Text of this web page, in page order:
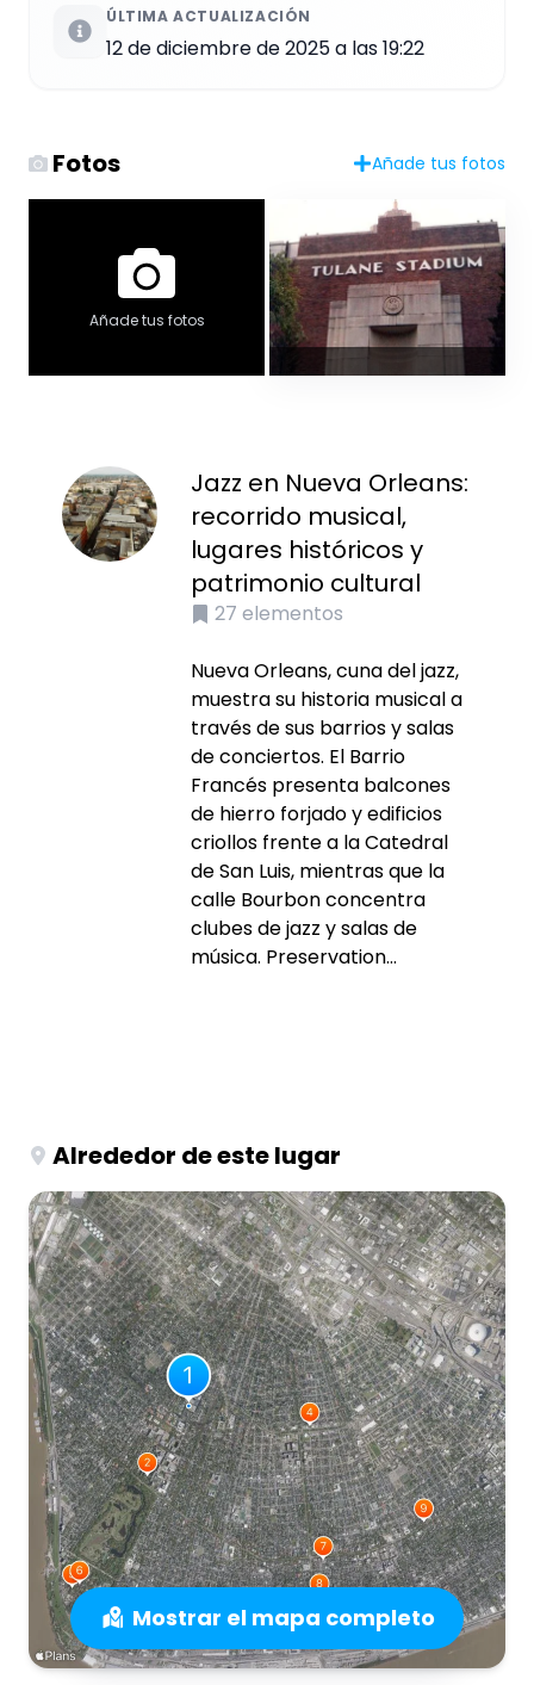
ÚLTIMA ACTUALIZACIÓN
12 de diciembre de 2025 a las 19:22
Fotos Añade tus fotos
Añade tus fotos
Jazz en Nueva Orleans:
recorrido musical,
lugares históricos y
patrimonio cultural
27 elementos
Nueva Orleans, cuna del jazz,
muestra su historia musical a
través de sus barrios y salas
de conciertos. El Barrio
Francés presenta balcones
de hierro forjado y edificios
criollos frente a la Catedral
de San Luis, mientras que la
calle Bourbon concentra
clubes de jazz y salas de
música. Preservation...
Alrededor de este lugar
Mostrar el mapa completo